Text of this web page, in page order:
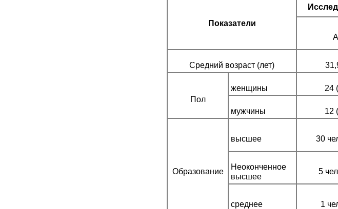
Показатели
Средний возраст (лет)
Пол
женщины 24
мужчины 12
Образование
высшее 30
Неоконченное
высшее
5
среднее 1